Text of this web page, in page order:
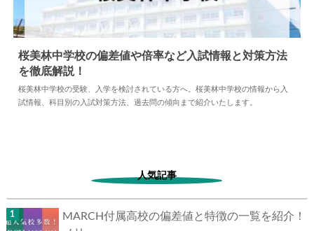
中学情報 2024.04.02
桜美林中学校の偏差値や倍率など入試情報と対策方法
を徹底解説！
桜美林中学校の受験、入学を検討されている方へ。桜美林中学校の情報から入
試情報、科目別の入試対策方法、過去問の傾向まで紹介いたします。
人気記事
MARCH付属高校の偏差値と特徴の一覧を紹介！